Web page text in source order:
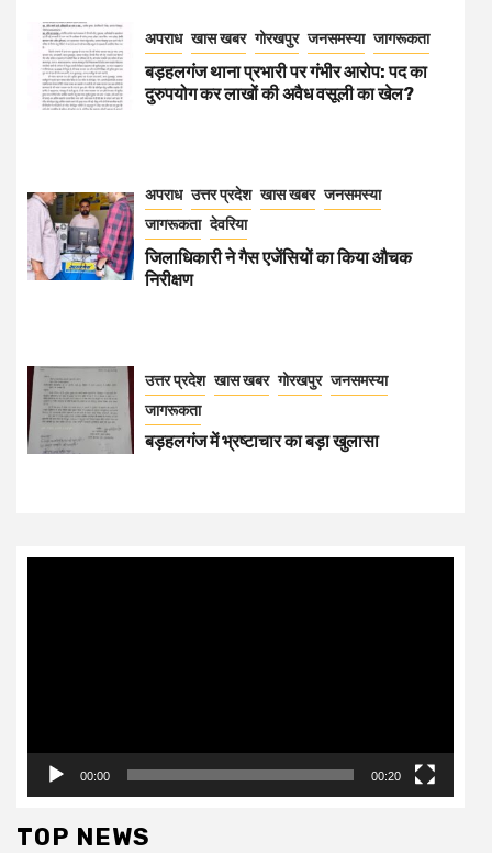
अपराध खास खबर गोरखपुर जनसमस्या जागरूकता
बड़हलगंज थाना प्रभारी पर गंभीर आरोप: पद का
दुरुपयोग कर लाखों की अवैध वसूली का खेल?
अपराध उत्तर प्रदेश खास खबर जनसमस्या
जागरूकता देवरिया
जिलाधिकारी ने गैस एजेंसियों का किया औचक
निरीक्षण
उत्तर प्रदेश खास खबर गोरखपुर जनसमस्या
जागरूकता
बड़हलगंज में भ्रष्टाचार का बड़ा खुलासा
00:00 00:20
TOP NEWS